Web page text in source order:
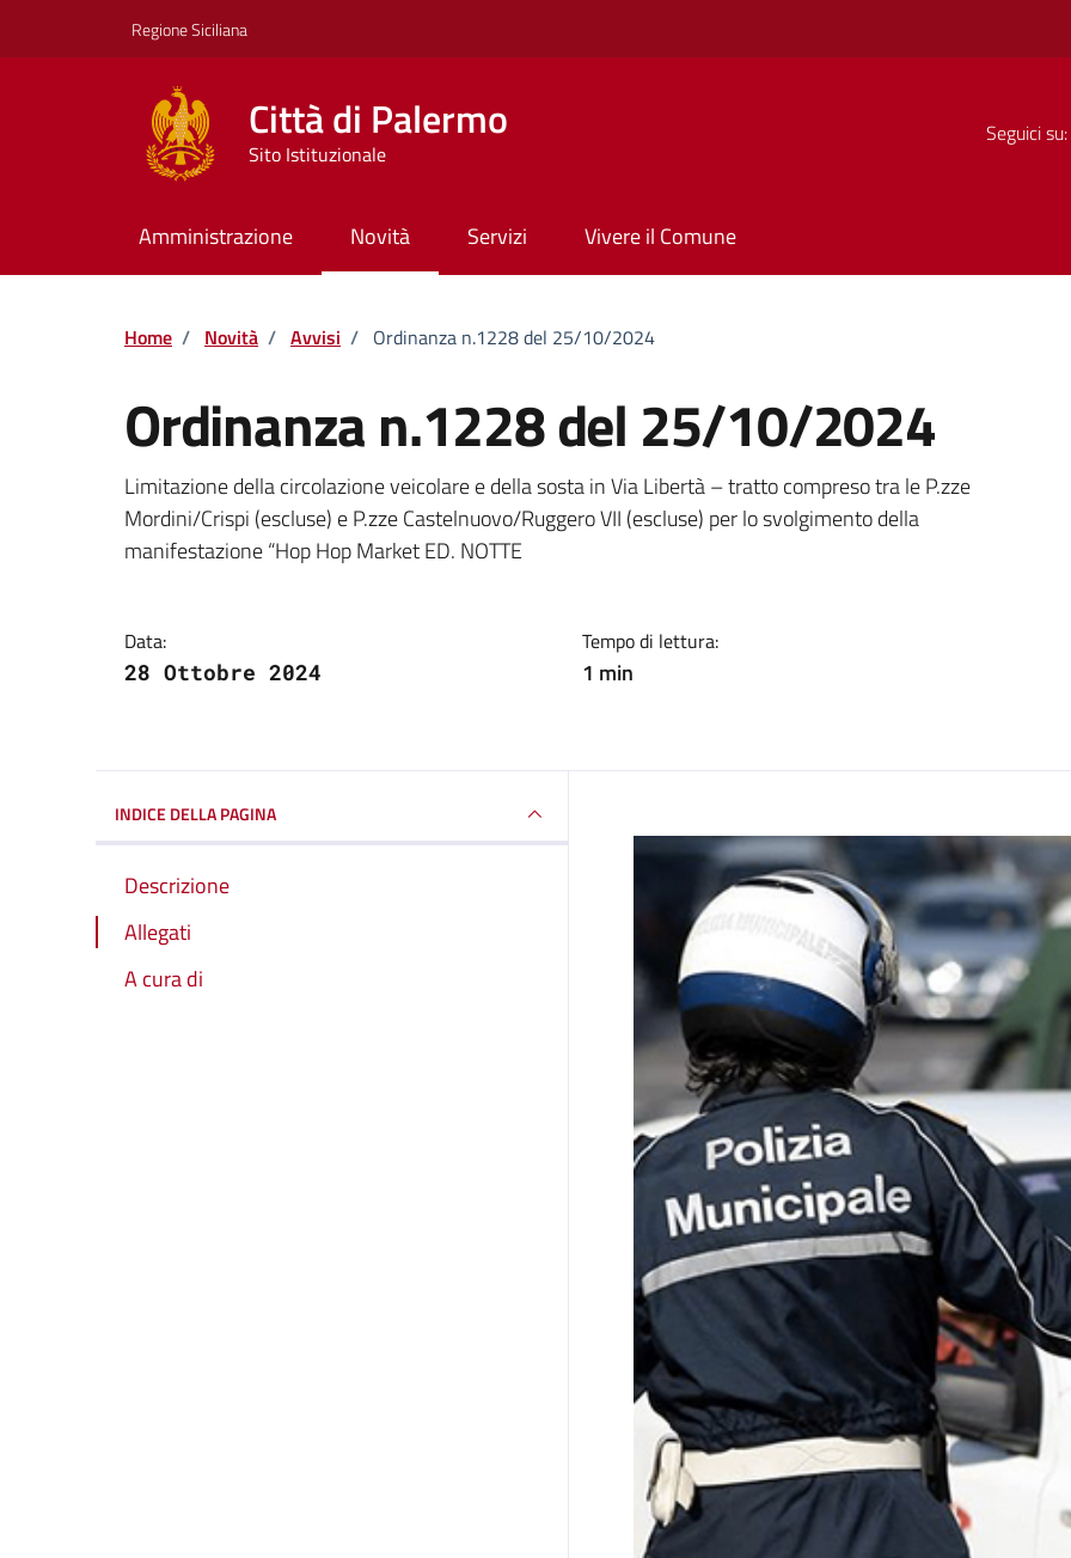
Regione Siciliana
Città di Palermo
Sito Istituzionale
Seguici su:
Amministrazione Novità Servizi Vivere il Comune
Home / Novità / Avvisi / Ordinanza n.1228 del 25/10/2024
Ordinanza n.1228 del 25/10/2024
Dettagli della notizia
Limitazione della circolazione veicolare e della sosta in Via Libertà – tratto compreso tra le P.zze
Mordini/Crispi (escluse) e P.zze Castelnuovo/Ruggero VII (escluse) per lo svolgimento della
manifestazione “Hop Hop Market ED. NOTTE
Data:
28 Ottobre 2024
Tempo di lettura:
1 min
INDICE DELLA PAGINA
Descrizione
Allegati
A cura di